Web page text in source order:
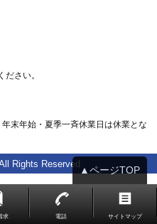
▲ページTOP
ださい。
末年始・夏季一斉休業日は休業とな
Rights Reserved
求 電話 サイトマップ